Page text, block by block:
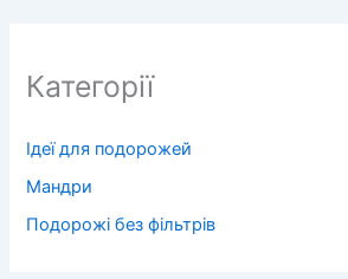
Категорії
Ідеї для подорожей
Мандри
Подорожі без фільтрів